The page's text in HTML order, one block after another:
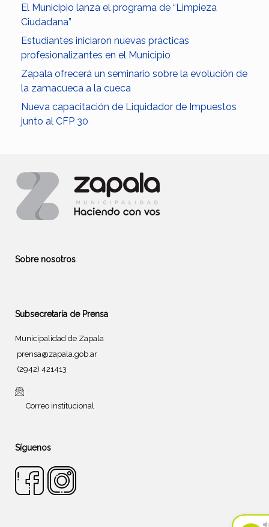
El Municipio lanza el programa de “Limpieza
Ciudadana”
Estudiantes iniciaron nuevas prácticas
profesionalizantes en el Municipio
Zapala ofrecerá un seminario sobre la evolución de
la zamacueca a la cueca
Nueva capacitación de Liquidador de Impuestos
junto al CFP 30
Sobre nosotros
Subsecretaría de Prensa
Municipalidad de Zapala
prensa@zapala.gob.ar
(2942) 421413
Correo institucional
Síguenos